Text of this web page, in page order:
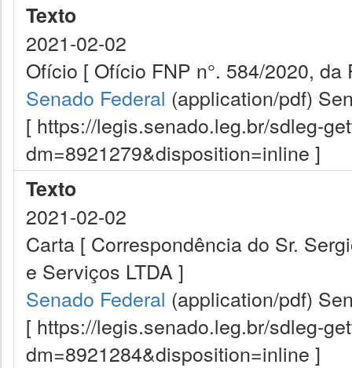
Texto
2021-02-02
Ofício [ Ofício FNP n°. 584/2020,
Senado Federal (application/pdf)
[ https://legis.senado.leg.br/sdleg-
dm=8921279&disposition=inline ]
Texto
2021-02-02
Carta [ Correspondência do Sr.
e Serviços LTDA ]
Senado Federal (application/pdf)
[ https://legis.senado.leg.br/sdleg-
dm=8921284&disposition=inline ]